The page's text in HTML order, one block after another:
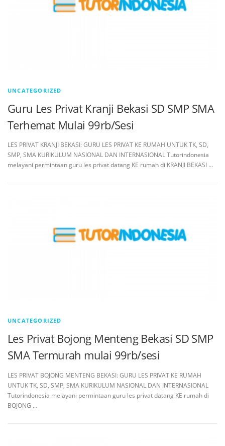
UNCATEGORIZED
Guru Les Privat Kranji Bekasi SD SMP SMA
Terhemat Mulai 99rb/Sesi
LES PRIVAT KRANJI BEKASI: GURU LES PRIVAT KE RUMAH UNTUK TK, SD,
SMP, SMA KURIKULUM NASIONAL DAN INTERNASIONAL Tutorindonesia
melayani permintaan guru les privat datang KE rumah di KRANJI BEKASI …
UNCATEGORIZED
Les Privat Bojong Menteng Bekasi SD SMP
SMA Termurah mulai 99rb/sesi
LES PRIVAT BOJONG MENTENG BEKASI: GURU LES PRIVAT KE RUMAH
UNTUK TK, SD, SMP, SMA KURIKULUM NASIONAL DAN INTERNASIONAL
Tutorindonesia melayani permintaan guru les privat datang KE rumah di
BOJONG …